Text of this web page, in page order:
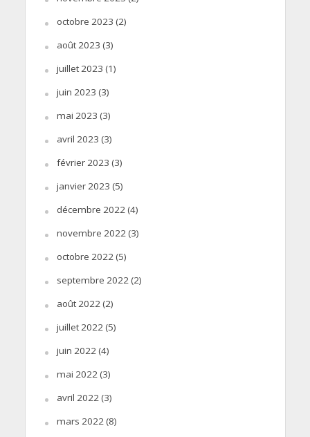
octobre 2023 (2)
août 2023 (3)
juillet 2023 (1)
juin 2023 (3)
mai 2023 (3)
avril 2023 (3)
février 2023 (3)
janvier 2023 (5)
décembre 2022(4)
novembre 2022(3)
octobre 2022(5)
septembre 2022(2)
août 2022(2)
juillet 2022(5)
juin 2022(4)
mai 2022(3)
avril 2022(3)
mars 2022(8)